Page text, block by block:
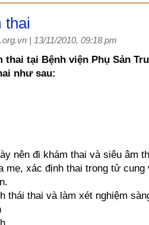
thai
| 13/11/2010, 09:18 pm
thai tại Bệnh viện Phụ Sản
như sau:
nên đi khám thai và siêu âm
mẹ, xác định thai trong tử
thái thai và làm xét nghiệm